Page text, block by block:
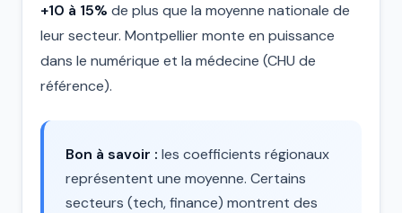
+10 à 15% de plus que la moyenne nationale de
leur secteur. Montpellier monte en puissance
dans le numérique et la médecine (CHU de
référence).
Bon à savoir : les coefficients régionaux
représentent une moyenne. Certains
secteurs (tech, finance) montrent des